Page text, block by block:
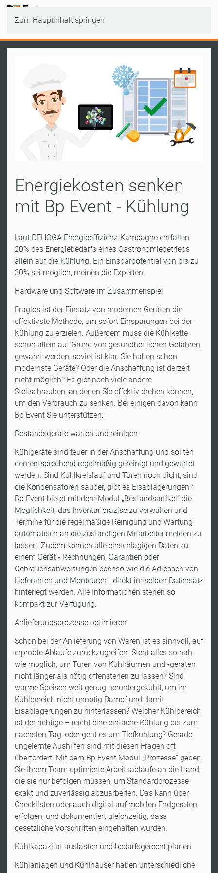
Zum Hauptinhalt springen
Energiekosten senken
mit Bp Event - Kühlung
Laut DEHOGA Energieeffizienz-Kampagne entfallen
20% des Energiebedarfs eines Gastronomiebetriebs
allein auf die Kühlung. Ein Einsparpotential von bis zu
30% sei möglich, meinen die Experten.
Hardware und Software im Zusammenspiel
Fraglos ist der Einsatz von modernen Geräten die
effektivste Methode, um sofort Einsparungen bei der
Kühlung zu erzielen. Außerdem muss die Kühlkette
schon allein auf Grund von gesundheitlichen Gefahren
gewahrt werden, soviel ist klar. Sie haben schon
modernste Geräte? Oder die Anschaffung ist derzeit
nicht möglich? Es gibt noch viele andere
Stellschrauben, an denen Sie effektiv drehen können,
um den Verbrauch zu senken. Bei einigen davon kann
Bp Event Sie unterstützen:
Bestandsgeräte warten und reinigen
Kühlgeräte sind teuer in der Anschaffung und sollten
dementsprechend regelmäßig gereinigt und gewartet
werden. Sind Kühlkreislauf und Türen noch dicht, sind
die Kondensatoren sauber, gibt es Eisablagerungen?
Bp Event bietet mit dem Modul „Bestandsartikel“ die
Möglichkeit, das Inventar präzise zu verwalten und
Termine für die regelmäßige Reinigung und Wartung
automatisch an die zuständigen Mitarbeiter melden zu
lassen. Zudem können alle einschlägigen Daten zu
einem Gerät - Rechnungen, Garantien oder
Gebrauchsanweisungen ebenso wie die Adressen von
Lieferanten und Monteuren - direkt im selben Datensatz
hinterlegt werden. Alle Informationen stehen so
kompakt zur Verfügung.
Anlieferungsprozesse optimieren
Schon bei der Anlieferung von Waren ist es sinnvoll, auf
erprobte Abläufe zurückzugreifen. Steht alles so nah
wie möglich, um Türen von Kühlräumen und -geräten
nicht länger als nötig offenstehen zu lassen? Sind
warme Speisen weit genug heruntergekühlt, um im
Kühlbereich nicht unnötig Dampf und damit
Eisablagerungen zu hinterlassen? Welcher Kühlbereich
ist der richtige – reicht eine einfache Kühlung bis zum
nächsten Tag, oder geht es um Tiefkühlung? Gerade
ungelernte Aushilfen sind mit diesen Fragen oft
überfordert. Mit dem Bp Event Modul „Prozesse“ geben
Sie Ihrem Team optimierte Arbeitsabläufe an die Hand,
die sie nur befolgen müssen, um Standardprozesse
exakt und zuverlässig abzuarbeiten. Das kann über
Checklisten oder auch digital auf mobilen Endgeräten
erfolgen, und dokumentiert gleichzeitig, dass
gesetzliche Vorschriften eingehalten wurden.
Kühlkapazität auslasten und bedarfsgerecht planen
Kühlanlagen und Kühlhäuser haben unterschiedliche